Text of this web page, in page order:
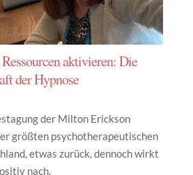
aktivieren: Die
der Hypnose
der Milton Erickson
größten psychotherapeutischen
etwas zurück, dennoch wirkt
nach.